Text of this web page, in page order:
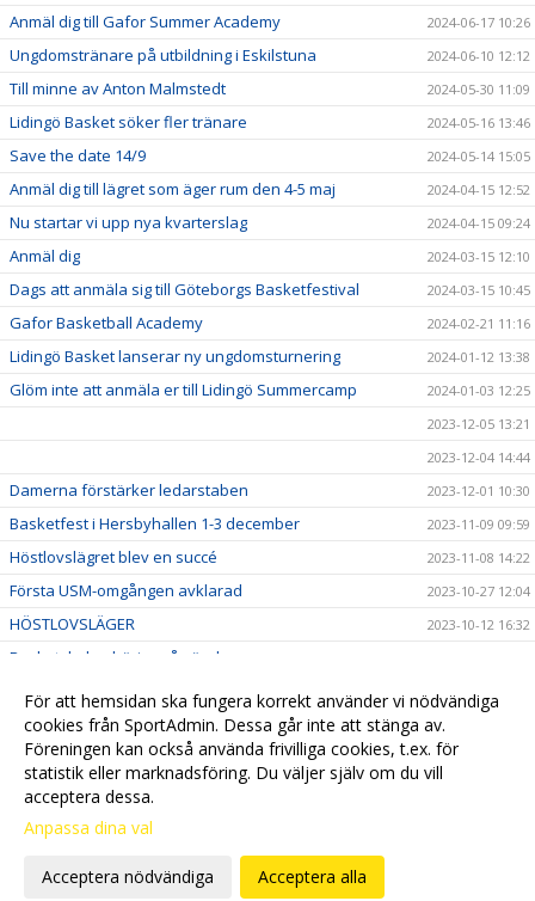
Anmäl dig till Gafor Summer Academy 2024-06-17 10:26
Ungdomstränare på utbildning i Eskilstuna 2024-06-10 12:12
Till minne av Anton Malmstedt 2024-05-30 11:09
Lidingö Basket söker fler tränare 2024-05-16 13:46
Save the date 14/9 2024-05-14 15:05
Anmäl dig till lägret som äger rum den 4-5 maj 2024-04-15 12:52
Nu startar vi upp nya kvarterslag 2024-04-15 09:24
Anmäl dig 2024-03-15 12:10
Dags att anmäla sig till Göteborgs Basketfestival 2024-03-15 10:45
Gafor Basketball Academy 2024-02-21 11:16
Lidingö Basket lanserar ny ungdomsturnering 2024-01-12 13:38
Glöm inte att anmäla er till Lidingö Summercamp
2024-01-03 12:25
2023-12-05 13:21
2023-12-04 14:44
Damerna förstärker ledarstaben 2023-12-01 10:30
Basketfest i Hersbyhallen 1-3 december 2023-11-09 09:59
Höstlovslägret blev en succé 2023-11-08 14:22
Första USM-omgången avklarad 2023-10-27 12:04
HÖSTLOVSLÄGER 2023-10-12 16:32
Basketskolan börjar på söndag
Missa inte damlagets hemmapremiär 2023-10-03 14:06
Besök vår Klubbshop 2023-09-28 11:18
Välkommen till vår nya hemsida! 2023-09-18 16:01
inställningar
Webbversion
För att hemsidan ska fungera korrekt använder vi nödvändiga
cookies från SportAdmin. Dessa går inte att stänga av.
Föreningen kan också använda frivilliga cookies, t.ex. för
statistik eller marknadsföring. Du väljer själv om du vill
acceptera dessa.
Anpassa dina val
Acceptera nödvändiga Acceptera alla